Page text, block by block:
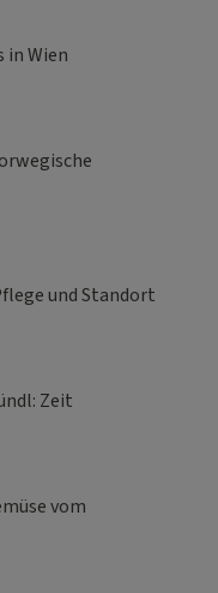
in Wien
und Standort
Zeit
vom